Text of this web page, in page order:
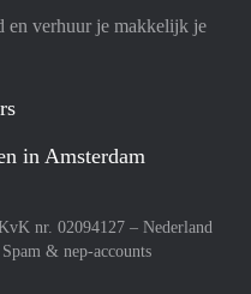
en verhuur je makkelijk je
in Amsterdam
nr. 02094127 – Nederland
Spam & nep-accounts